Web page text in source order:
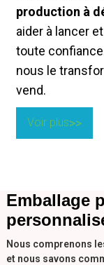
production à
aider à lancer
toute
nous le
vend.
Voir plus
Emballage
Nous comprenons
et nous savons